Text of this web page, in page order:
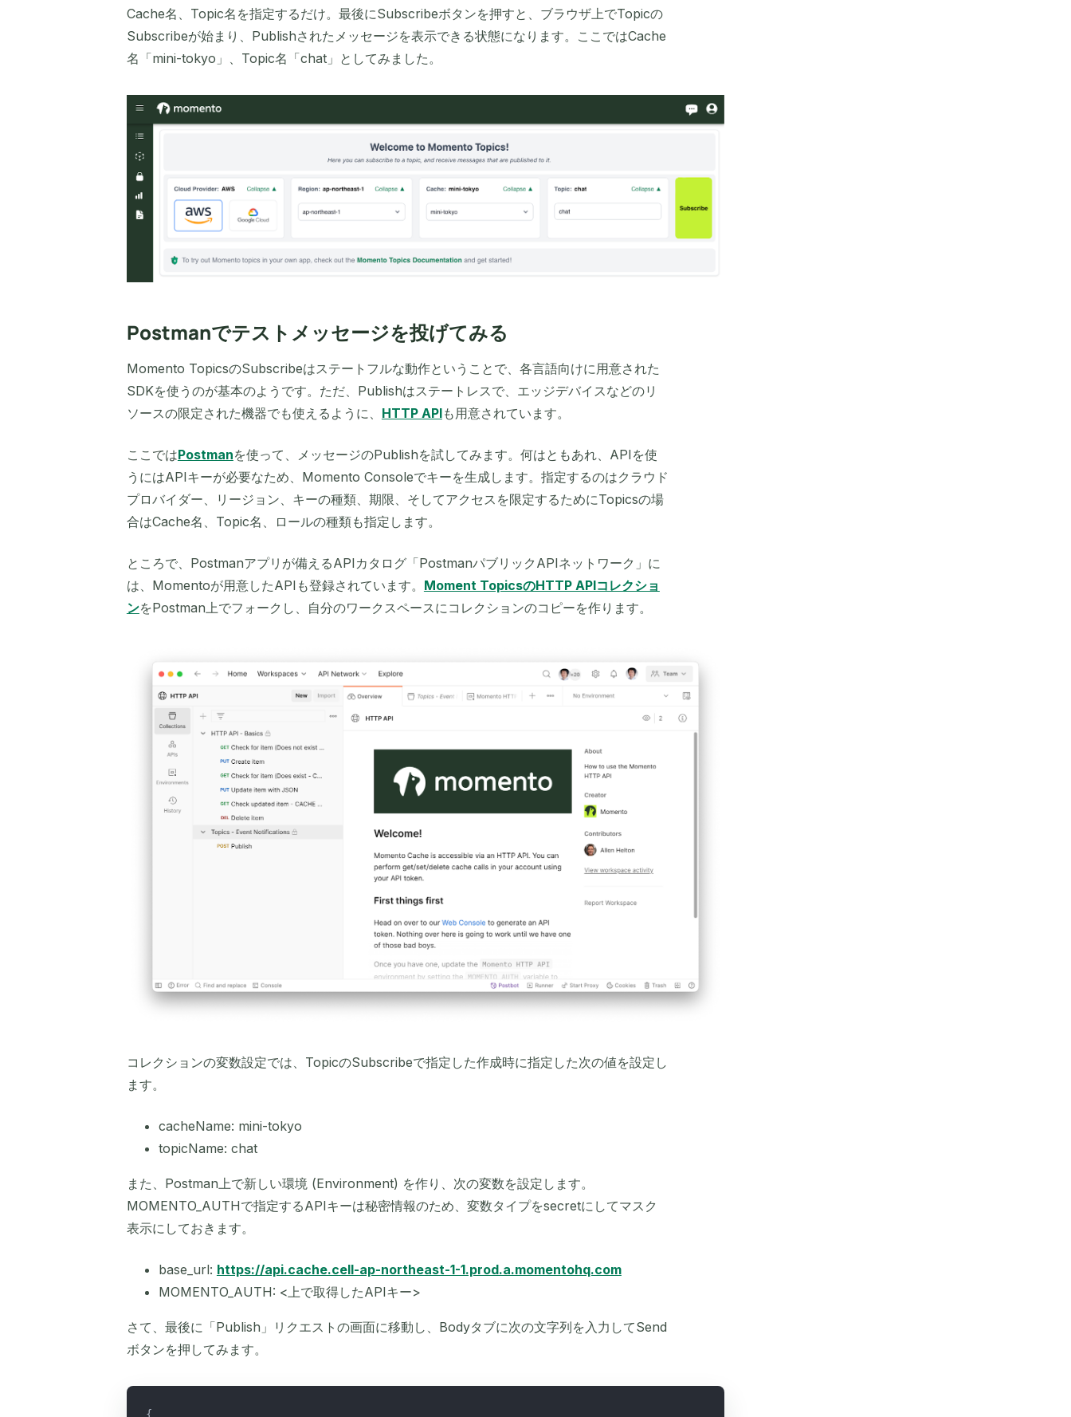
Cache名、Topic名を指定するだけ。最後にSubscribeボタンを押すと、ブラウザ上でTopicの
Subscribeが始まり、Publishされたメッセージを表示できる状態になります。ここではCache
名「mini-tokyo」、Topic名「chat」としてみました。
Postmanでテストメッセージを投げてみる
Momento TopicsのSubscribeはステートフルな動作ということで、各言語向けに用意された
SDKを使うのが基本のようです。ただ、Publishはステートレスで、エッジデバイスなどのリ
ソースの限定された機器でも使えるように、 HTTP APIも用意されています。
ここではPostmanを使って、メッセージのPublishを試してみます。何はともあれ、APIを使
うにはAPIキーが必要なため、Momento Consoleでキーを生成します。指定するのはクラウド
プロバイダー、リージョン、キーの種類、期限、そしてアクセスを限定するためにTopicsの場
合はCache名、Topic名、ロールの種類も指定します。
ところで、Postmanアプリが備えるAPIカタログ「PostmanパブリックAPIネットワーク」に
は、Momentoが用意したAPIも登録されています。 Moment TopicsのHTTP APIコレクショ
ンをPostman上でフォークし、自分のワークスペースにコレクションのコピーを作ります。
コレクションの変数設定では、TopicのSubscribeで指定した作成時に指定した次の値を設定し
ます。
cacheName: mini-tokyo
topicName: chat
また、Postman上で新しい環境 (Environment) を作り、次の変数を設定します。
MOMENTO_AUTHで指定するAPIキーは秘密情報のため、変数タイプをsecretにしてマスク
表示にしておきます。
base_url: https://api.cache.cell-ap-northeast-1-1.prod.a.momentohq.com
MOMENTO_AUTH: <上で取得したAPIキー>
さて、最後に「Publish」リクエストの画面に移動し、Bodyタブに次の文字列を入力してSend
ボタンを押してみます。
{